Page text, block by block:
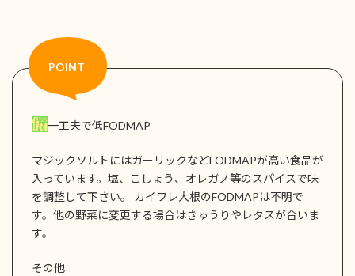
一工夫で低FODMAP
マジックソルトにはガーリックなどFODMAPが高い食品が
入っています。塩、こしょう、オレガノ等のスパイスで味
を調整して下さい。 カイワレ大根のFODMAPは不明で
す。他の野菜に変更する場合はきゅうりやレタスが合いま
す。
その他